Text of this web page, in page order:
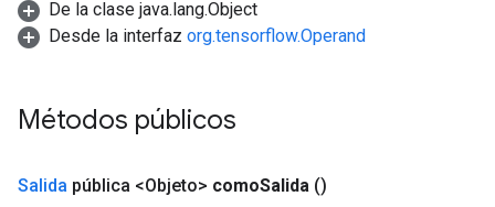
De la clase java.lang.Object
Desde la interfaz org.tensorflow.Operand
Métodos públicos
Salida pública <Objeto> comoSalida ()